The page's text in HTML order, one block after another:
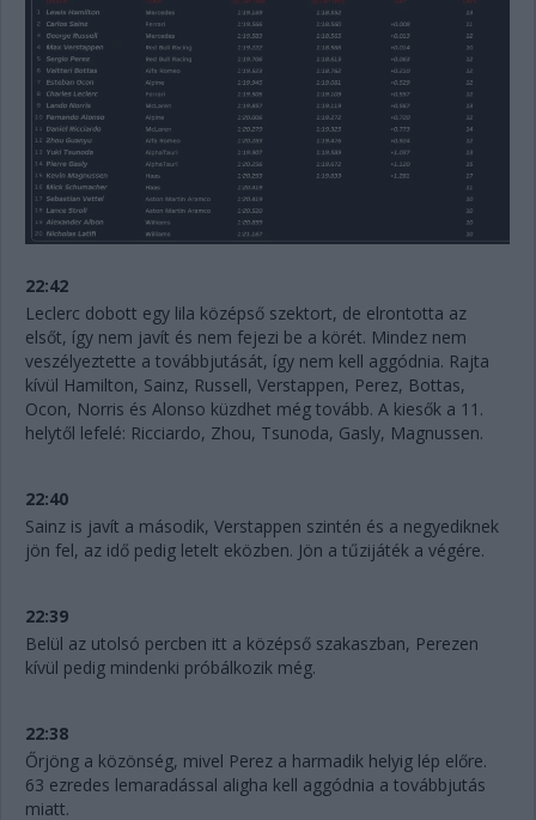
22:42
Leclerc dobott egy lila középső szektort, de elrontotta az
elsőt, így nem javít és nem fejezi be a körét. Mindez nem
veszélyeztette a továbbjutását, így nem kell aggódnia. Rajta
kívül Hamilton, Sainz, Russell, Verstappen, Perez, Bottas,
Ocon, Norris és Alonso küzdhet még tovább. A kiesők a 11.
helytől lefelé: Ricciardo, Zhou, Tsunoda, Gasly, Magnussen.
22:40
Sainz is javít a második, Verstappen szintén és a negyediknek
jön fel, az idő pedig letelt eközben. Jön a tűzijáték a végére.
22:39
Belül az utolsó percben itt a középső szakaszban, Perezen
kívül pedig mindenki próbálkozik még.
22:38
Őrjöng a közönség, mivel Perez a harmadik helyig lép előre.
63 ezredes lemaradással aligha kell aggódnia a továbbjutás
miatt.